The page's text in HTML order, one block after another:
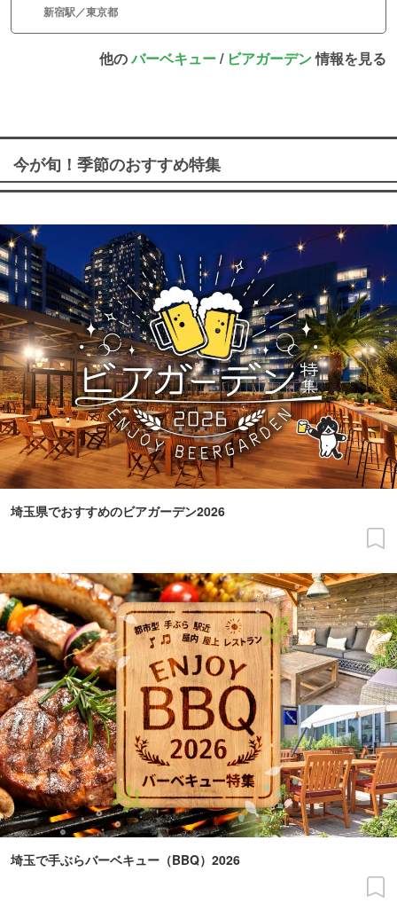
新宿駅／東京都
他のバーベキュー/ ビアガーデン情報を見る
今が旬！季節のおすすめ特集
埼玉県でおすすめのビアガーデン2026
埼玉で手ぶらバーベキュー（BBQ）2026